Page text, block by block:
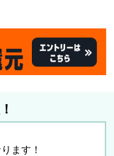
ます！